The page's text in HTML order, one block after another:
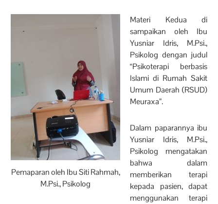
Pemaparan oleh Ibu Siti Rahmah,
M.Psi., Psikolog
Materi Kedua di
sampaikan oleh Ibu
Yusniar Idris, M.Psi.,
Psikolog dengan judul
“Psikoterapi berbasis
Islami di Rumah Sakit
Umum Daerah (RSUD)
Meuraxa”.
Dalam paparannya ibu
Yusniar Idris, M.Psi.,
Psikolog mengatakan
bahwa dalam
memberikan terapi
kepada pasien, dapat
menggunakan terapi